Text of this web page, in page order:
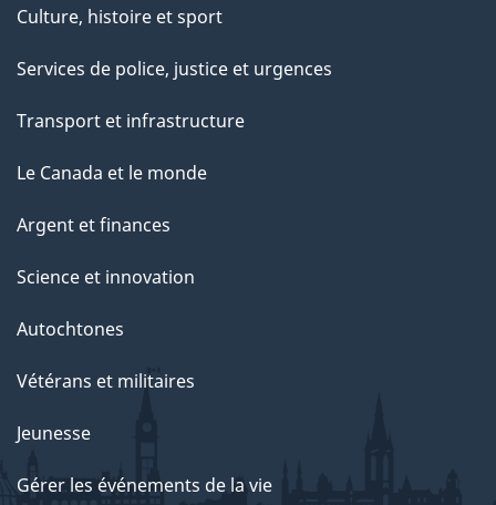
Culture, histoire et sport
Services de police, justice et urgences
Transport et infrastructure
Le Canada et le monde
Argent et finances
Science et innovation
Autochtones
Vétérans et militaires
Jeunesse
Gérer les événements de la vie